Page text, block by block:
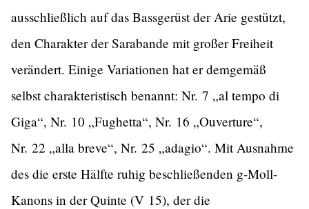
ausschließlich auf das Bassgerüst der Arie gestützt,
den Charakter der Sarabande mit großer Freiheit
verändert. Einige Variationen hat er demgemäß
selbst charakteristisch benannt: Nr. 7 „al tempo di
Giga“, Nr. 10 „Fughetta“, Nr. 16 „Ouverture“,
Nr. 22 „alla breve“, Nr. 25 „adagio“. Mit Ausnahme
des die erste Hälfte ruhig beschließenden g-Moll-
Kanons in der Quinte (V 15), der die